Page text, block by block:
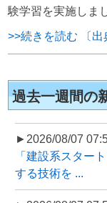
験学習を実施しま
>>続きを読む 〔出
過去一週間の
►2026/08/07
「建設系スター
する技術を ...